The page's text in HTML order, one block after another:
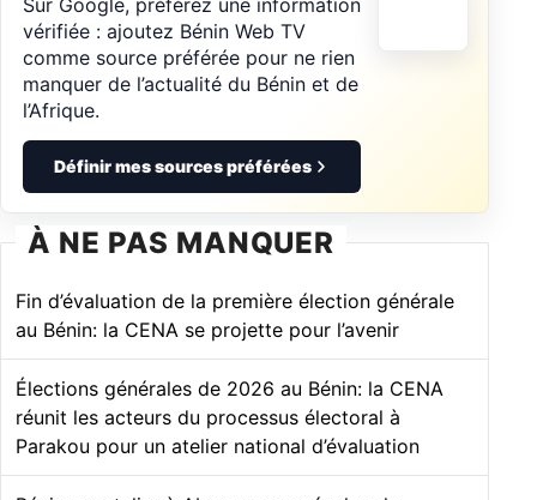
Sur Google, préférez une information
vérifiée : ajoutez Bénin Web TV
comme source préférée pour ne rien
manquer de l’actualité du Bénin et de
l’Afrique.
Définir mes sources préférées
À NE PAS MANQUER
Fin d’évaluation de la première élection générale
au Bénin: la CENA se projette pour l’avenir
Élections générales de 2026 au Bénin: la CENA
réunit les acteurs du processus électoral à
Parakou pour un atelier national d’évaluation